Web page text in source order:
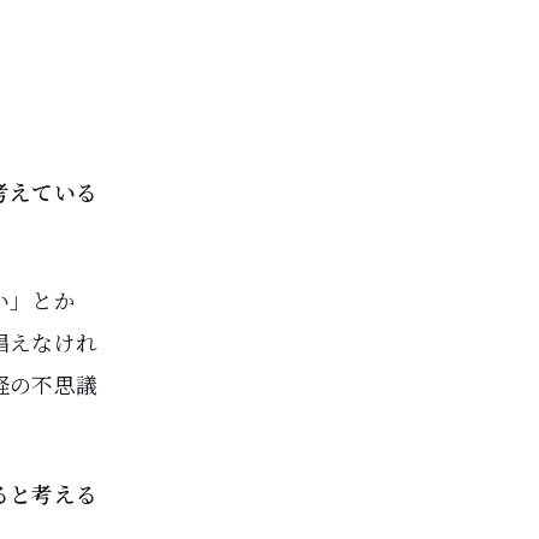
ている
」とか
えなけれ
の不思議
考える